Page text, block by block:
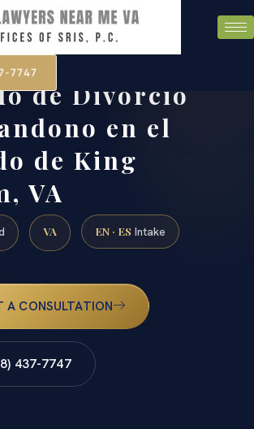
7747
de Divorcio
en el
de King
VA
VA EN · ES Intake
A CONSULTATION
437-7747